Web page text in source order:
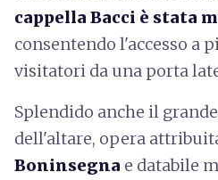
cappella Bacci è stata
consentendo l'accesso a
visitatori da una porta
Splendido anche il grande
dell'altare, opera
Boninsegna e databile